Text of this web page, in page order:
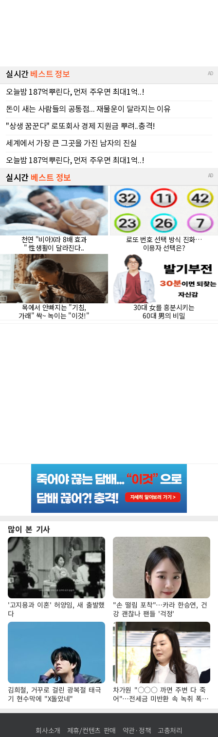
많이 본 기사
'고지용과 이혼' 허양임, 새 출발했
다
"손 떨림 포착"…카라 한승연, 건
강 괜찮나 팬들 '걱정'
김희철, 거꾸로 걸린 광복절 태극
기 현수막에 "X돌았네"
차가원 "○○○ 까면 주변 다 죽
어"…전세금 미반환 속 녹취 폭로
파장
회사소개 제휴/컨텐츠 판매 약관·정책 고충처리